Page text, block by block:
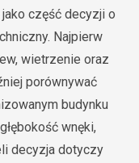
część decyzji o
Najpierw
wietrzenie oraz
porównywać
budynku
wnęki,
decyzja dotyczy